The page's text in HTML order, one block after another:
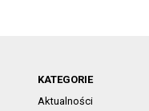
KATEGORIE
Aktualności